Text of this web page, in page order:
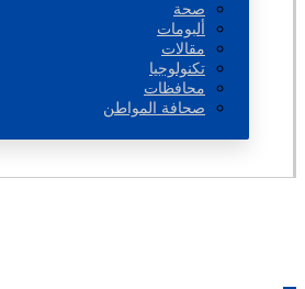
صحة
ألبومات
مقالات
تكنولوجيا
محافظات
صحافة المواطن